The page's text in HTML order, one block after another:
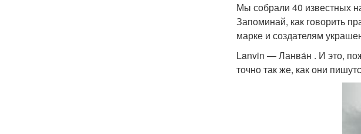
Мы собрали 40 известных
Запоминай, как говорить
марке и создателям
Lanvin — Ланва́н . И это,
точно так же, как они